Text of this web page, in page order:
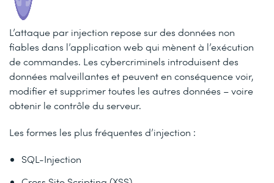
L’attaque par injection repose sur des données non
fiables dans l’application web qui mènent à l’exécution
de commandes. Les cybercriminels introduisent des
données malveillantes et peuvent en conséquence voir,
modifier et supprimer toutes les autres données – voire
obtenir le contrôle du serveur.
Les formes les plus fréquentes d’injection :
SQL-Injection